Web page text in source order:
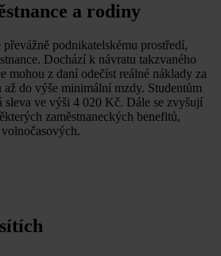
a rodiny
podnikatelskému prostředí,
Dochází k návratu takzvaného
mohou z daní odečíst reálné náklady za
do výše minimální mzdy. Studentům
sleva ve výši 4 020 Kč. Dále se zvyšují
zaměstnaneckých benefitů,